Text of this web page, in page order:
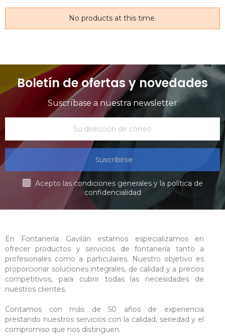
No products at this time.
Boletín de ofertas y novedades
Suscríbase a nuestra newsletter
Suscribirse
Acepto las condiciones generales y la política de
confidencialidad
En Fontanería Gavilán estamos especializamos en
ofrecer productos y servicios de fontanería tanto a
profesionales como a particulares. Nuestro objetivo es
proporcionar soluciones integrales, de calidad y a precios
competitivos, para cubrir todas las necesidades de
nuestros clientes.
Contamos con más de 50 años de experiencia
prestando nuestros servicios con la calidad, seriedad y el
compromiso que nos distinguen.